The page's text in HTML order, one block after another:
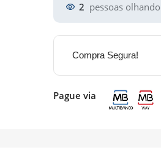
2 pessoas
Compra Segura!
Pague via